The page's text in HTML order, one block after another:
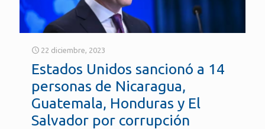
22 diciembre, 2023
Estados Unidos sancionó a 14
personas de Nicaragua,
Guatemala, Honduras y El
Salvador por corrupción